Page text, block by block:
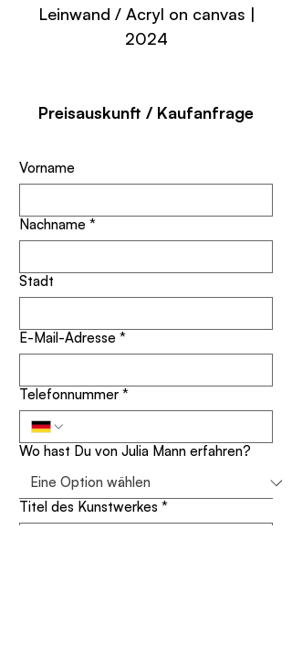
Leinwand / Acryl on canvas |
2024
Preisauskunft / Kaufanfrage
Vorname
Nachname *
Stadt
E-Mail-Adresse *
Telefonnummer *
Wo hast Du von Julia Mann erfahren?
Titel des Kunstwerkes *